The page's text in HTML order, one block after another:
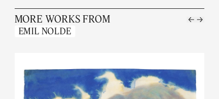
MORE WORKS FROM
EMIL NOLDE